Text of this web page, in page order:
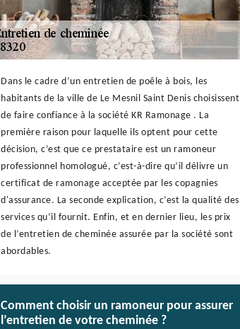
Dans le cadre d’un entretien de poêle à bois, les
habitants de la ville de Le Mesnil Saint Denis choisissent
de faire confiance à la société KR Ramonage . La
première raison pour laquelle ils optent pour cette
décision, c’est que ce prestataire est un ramoneur
professionnel homologué, c’est-à-dire qu’il délivre un
certificat de ramonage acceptée par les copagnies
d'assurance. La seconde explication, c’est la qualité des
services qu’il fournit. Enfin, et en dernier lieu, les prix
de l’entretien de cheminée assurée par la société sont
abordables.
Comment choisir un ramoneur pour assurer
l’entretien de votre cheminée ?